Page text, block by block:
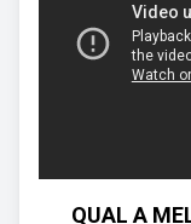
QUAL A